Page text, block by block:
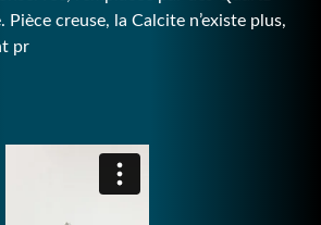
Pièce creuse, la Calcite n’existe plus,
pr